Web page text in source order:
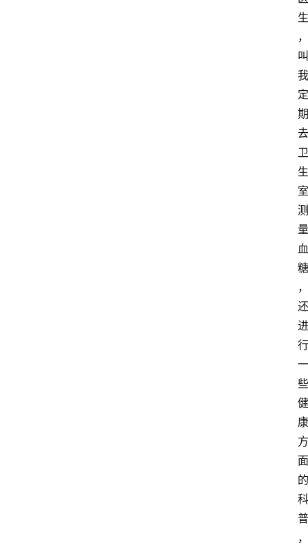
生
，
叫
我
定
期
去
卫
生
室
测
量
血
糖
，
还
进
行
一
些
健
康
方
面
的
科
普
，